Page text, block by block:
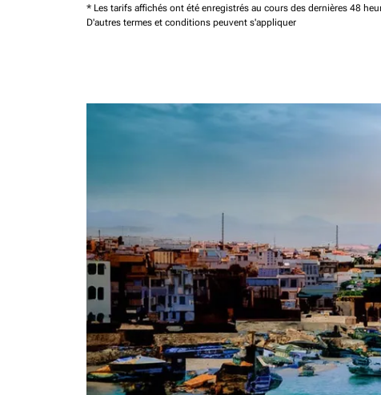
* Les tarifs affichés ont été enregistrés au cours des dernières 48
D'autres termes et conditions peuvent s'appliquer